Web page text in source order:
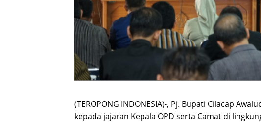
(TEROPONG INDONESIA)-, Pj. Bupati Cilacap
kepada jajaran Kepala OPD serta Camat di